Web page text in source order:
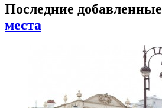
Последние добавленные
места